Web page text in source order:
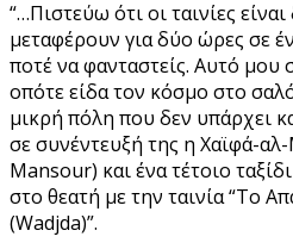
“…Πιστεύω ότι οι ταινίες
μεταφέρουν για δύο ώρες σε
ποτέ να φανταστείς. Αυτό μου
οπότε είδα τον κόσμο στο
μικρή πόλη που δεν υπάρχει
σε συνέντευξή της η Χαϊφά-
Mansour) και ένα τέτοιο
στο θεατή με την ταινία “Το
(Wadjda)”.